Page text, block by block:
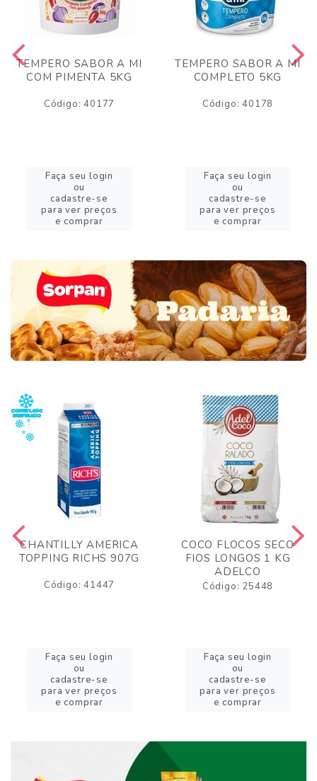
TEMPERO SABOR A MI
COM PIMENTA 5KG
Código: 40177
Faça seu login
ou
cadastre-se
para ver preços
e comprar
TEMPERO SABOR A MI
COMPLETO 5KG
Código: 40178
Faça seu login
ou
cadastre-se
para ver preços
e comprar
CHANTILLY AMERICA
TOPPING RICHS 907G
Código: 41447
Faça seu login
ou
cadastre-se
para ver preços
e comprar
COCO FLOCOS SECO
FIOS LONGOS 1 KG
ADELCO
Código: 25448
Faça seu login
ou
cadastre-se
para ver preços
e comprar